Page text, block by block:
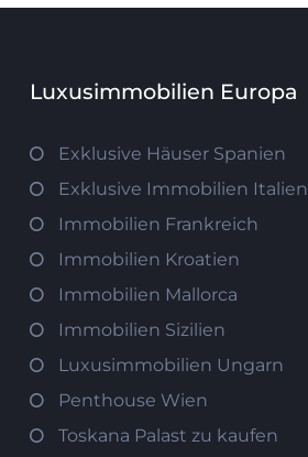
Luxusimmobilien Europa
Exklusive Häuser Spanien
Exklusive Immobilien Italien
Immobilien Frankreich
Immobilien Kroatien
Immobilien Mallorca
Immobilien Sizilien
Luxusimmobilien Ungarn
Penthouse Wien
Toskana Palast zu kaufen